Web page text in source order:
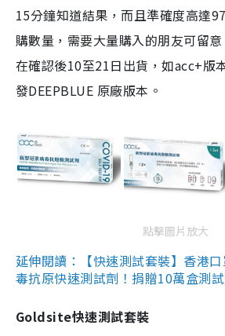
15分鐘知道結果，而且準確度高達
購數量，需要大量購入的朋友可留
在確認後10至21日出貨，如acc+版
發DEEPBLUE 原廠版本。
點擊圖片放大
延伸閱讀：【快速測試套裝】香港
毒抗原快速測試劑！捐贈10萬盒測
Goldsite快速測試套裝